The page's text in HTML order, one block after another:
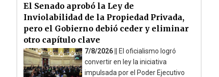
El Senado aprobó la Ley de
Inviolabilidad de la Propiedad Privada,
pero el Gobierno debió ceder y eliminar
otro capítulo clave
7/8/2026 || El oficialismo logró
convertir en ley la iniciativa
impulsada por el Poder Ejecutivo